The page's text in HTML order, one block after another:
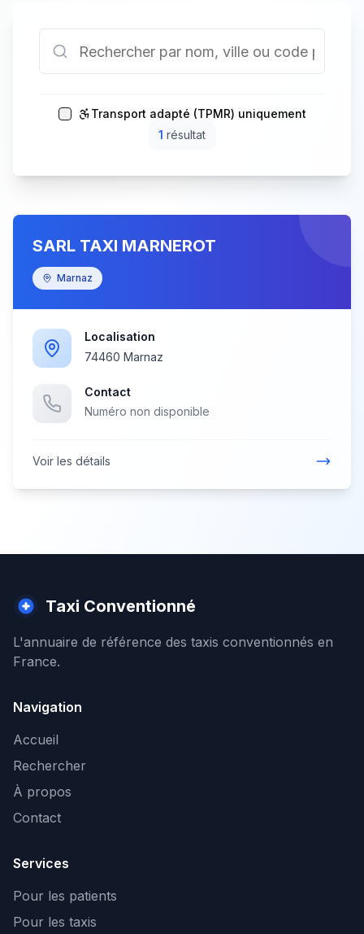
Transport adapté (TPMR) uniquement
1 résultat
SARL TAXI MARNEROT
Marnaz
Localisation
74460 Marnaz
Contact
Numéro non disponible
Voir les détails
Taxi Conventionné
L'annuaire de référence des taxis conventionnés en
France.
Navigation
Accueil
Rechercher
À propos
Contact
Services
Pour les patients
Pour les taxis